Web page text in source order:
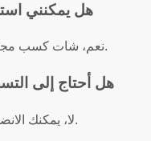
هل يمكنني
نعم، شات كسب مجاني بالكامل. لا توجد رسوم خفية.
هل أحتاج إلى
لا، يمكنك الانضمام للدردشة بدون تسجيل.